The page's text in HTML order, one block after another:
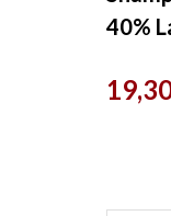
40%
Prix